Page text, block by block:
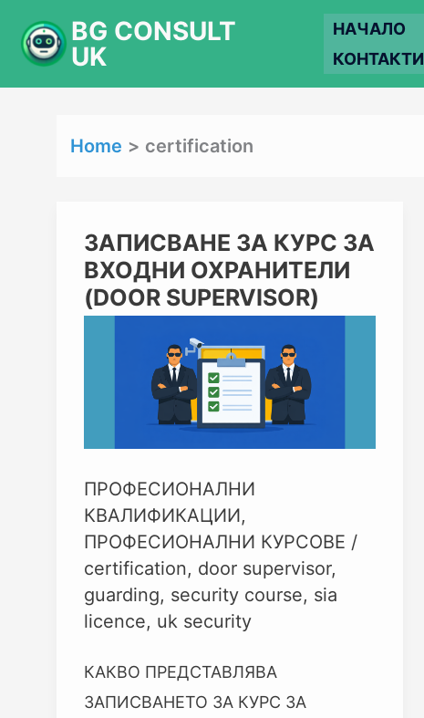
content
BG CONSULT
UK
НАЧАЛО
КОНТАКТИ
Home certification
ЗАПИСВАНЕ ЗА КУРС ЗА
ВХОДНИ ОХРАНИТЕЛИ
(DOOR SUPERVISOR)
ПРОФЕСИОНАЛНИ
КВАЛИФИКАЦИИ,
ПРОФЕСИОНАЛНИ КУРСОВЕ /
certification, door supervisor,
guarding, security course, sia
licence, uk security
КАКВО ПРЕДСТАВЛЯВА
ЗАПИСВАНЕТО ЗА КУРС ЗА
ЗАПИСВАНЕ
ЗА
КУРС
ЗА
ВХОДНИ
SUPERVISOR)